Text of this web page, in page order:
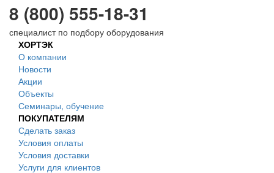
8 (800) 555-18-31
специалист по подбору оборудования
ХОРТЭК
О компании
Новости
Акции
Объекты
Семинары, обучение
ПОКУПАТЕЛЯМ
Сделать заказ
Условия оплаты
Условия доставки
Услуги для клиентов